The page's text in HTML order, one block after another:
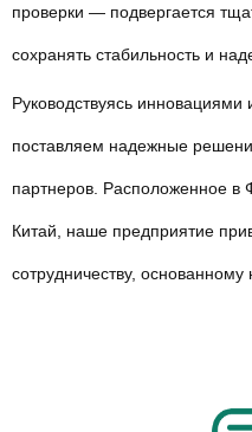
проверки — подвергается
сохранять стабильность и
Руководствуясь
поставляем надежные
партнеров. Расположенное в
Китай, наше предприятие
сотрудничеству, основанному